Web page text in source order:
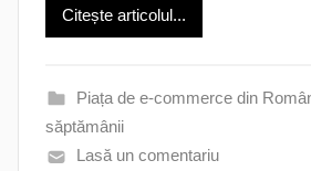
Citește articolul...
Piața de e-commerce din
săptămânii
Lasă un comentariu